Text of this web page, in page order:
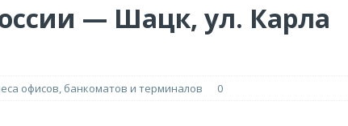
— Шацк, ул. Карла
офисов, банкоматов и терминалов 0